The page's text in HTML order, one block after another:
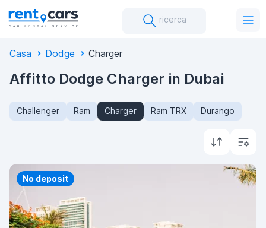
ricerca
Casa Dodge Charger
Affitto Dodge Charger in Dubai
Challenger Ram Charger Ram TRX Durango
Priority
No deposit